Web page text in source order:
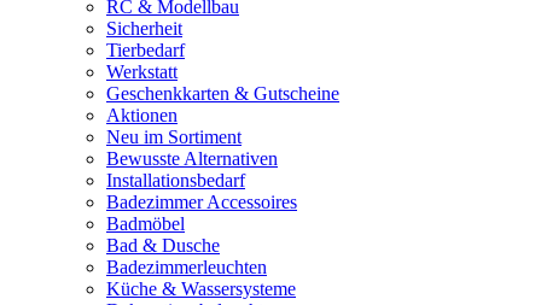
RC & Modellbau
Sicherheit
Tierbedarf
Werkstatt
Geschenkkarten & Gutscheine
Aktionen
Neu im Sortiment
Bewusste Alternativen
Installationsbedarf
Badezimmer Accessoires
Badmöbel
Bad & Dusche
Badezimmerleuchten
Küche & Wassersysteme